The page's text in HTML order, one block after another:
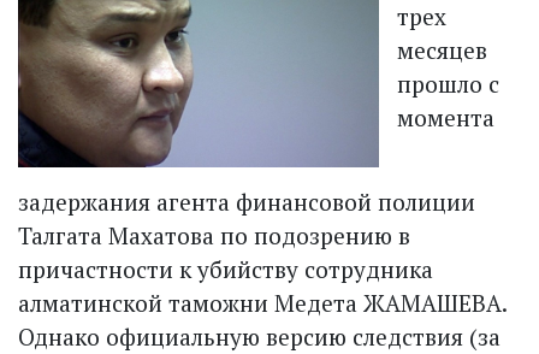
трех
месяцев
прошло с
момента
задержания агента финансовой полиции
Талгата Махатова по подозрению в
причастности к убийству сотрудника
алматинской таможни Медета ЖАМАШЕВА.
Однако официальную версию следствия (за